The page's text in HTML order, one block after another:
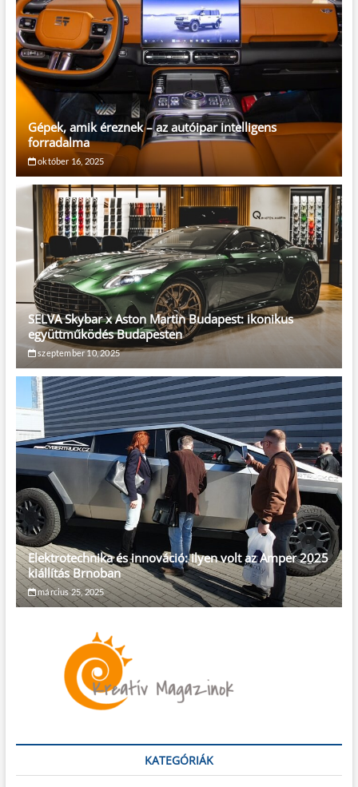
Gépek, amik éreznek – az autóipar intelligens
forradalma
október 16, 2025
SELVA Skybar x Aston Martin Budapest: ikonikus
együttműködés Budapesten
szeptember 10, 2025
Elektrotechnika és innováció: ilyen volt az Amper 2025
kiállítás Brnoban
március 25, 2025
KATEGÓRIÁK